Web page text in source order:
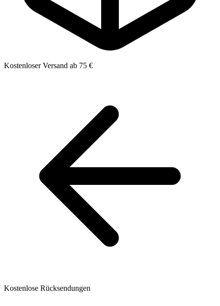
Kostenloser Versand ab 75 €
Kostenlose Rücksendungen